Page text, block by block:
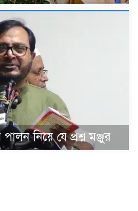
নিয়ে যে প্রশ্ন মঞ্জুর